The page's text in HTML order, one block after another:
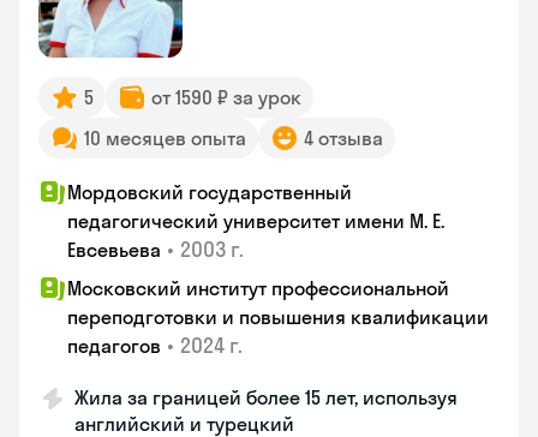
5
от 1590 ₽ за урок
10 месяцев опыта
4 отзыва
Мордовский государственный
педагогический университет имени М. Е.
Евсевьева • 2003 г.
Московский институт профессиональной
переподготовки и повышения квалификации
педагогов • 2024 г.
Жила за границей более 15 лет, используя
английский и турецкий